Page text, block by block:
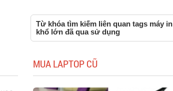
Từ khóa tìm kiếm liên quan tags máy in
khổ lớn đã qua sử dụng
MUA LAPTOP CŨ